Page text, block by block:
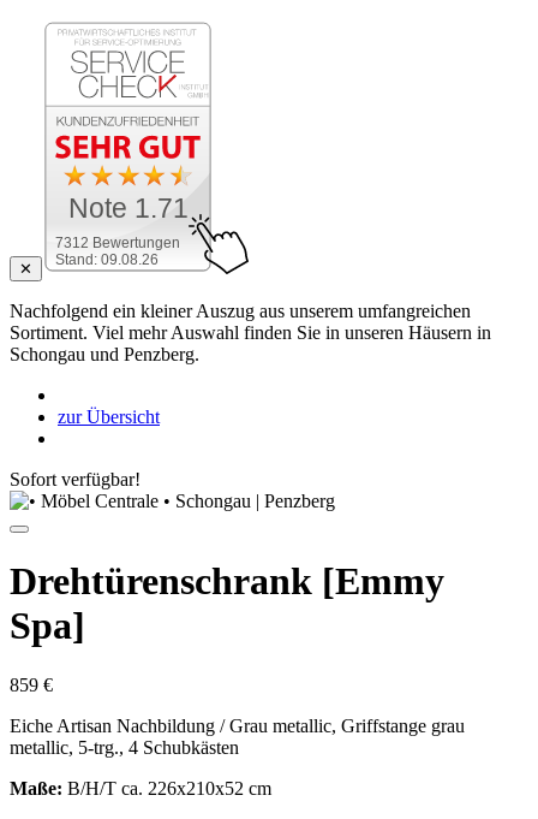
✕
7312 Bewertungen
Stand: 09.08.26
Note 1.71
Nachfolgend ein kleiner Auszug aus unserem umfangreichen
Sortiment. Viel mehr Auswahl finden Sie in unseren Häusern in
Schongau und Penzberg.
zur Übersicht
Sofort verfügbar!
Drehtürenschrank [Emmy
Spa]
859 €
Eiche Artisan Nachbildung / Grau metallic, Griffstange grau
metallic, 5-trg., 4 Schubkästen
Maße: B/H/T ca. 226x210x52 cm